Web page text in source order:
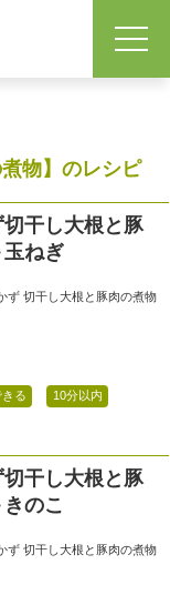
物】のレシピ
干し大根と豚
玉ねぎ
ず 切干し大根と豚肉の煮物
る 10分以内
干し大根と豚
のこ
ず 切干し大根と豚肉の煮物